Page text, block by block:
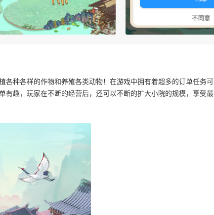
各种各样的作物和养殖各类动物！在游戏中拥有着超多的订单任务可
有趣，玩家在不断的经营后，还可以不断的扩大小院的规模，享受最